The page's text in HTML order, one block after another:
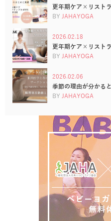
更年期ケア×リスト
BY JAHAYOGA
2026.02.18
更年期ケア×リスト
BY JAHAYOGA
2026.02.06
季節の理由が分かる
BY JAHAYOGA